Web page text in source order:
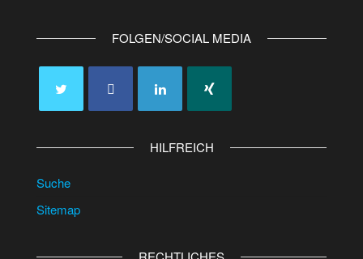
FOLGEN/SOCIAL MEDIA
HILFREICH
Suche
Sitemap